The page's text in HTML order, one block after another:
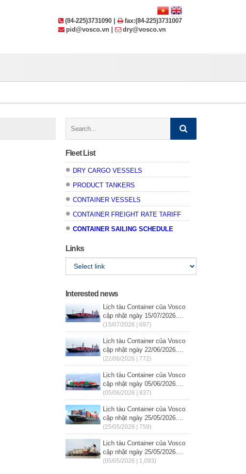
(84-225)3731090 |
fax:(84-225)3731007
pid@vosco.vn |
dry@vosco.vn
Fleet List
DRY CARGO VESSELS
PRODUCT TANKERS
CONTAINER VESSELS
CONTAINER FREIGHT RATE TARIFF
CONTAINER SAILING SCHEDULE
Links
Interested news
Lịch tàu Container của Vosco
cập nhật ngày 15/07/2026....
(15/07/2026 | 697)
Lịch tàu Container của Vosco
cập nhật ngày 22/06/2026....
(22/06/2026 | 772)
Lịch tàu Container của Vosco
cập nhật ngày 05/06/2026....
(05/06/2026 | 837)
Lịch tàu Container của Vosco
cập nhật ngày 25/05/2026....
(25/05/2026 | 759)
Lịch tàu Container của Vosco
cập nhật ngày 25/05/2026....
(05/05/2026 | 1,093)